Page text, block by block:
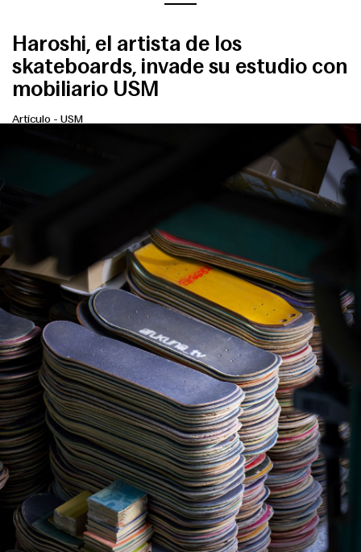
Haroshi, el artista de los
skateboards, invade su estudio con
mobiliario USM
Artículo - USM